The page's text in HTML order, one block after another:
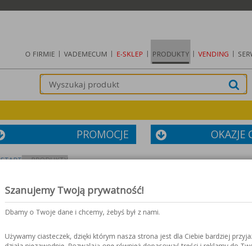
O FIRMIE | VADEMECUM | E-SKLEP | PRODUKTY | VENDING |
PROMOCJE OKAZJE
START PRODUKTY
Szanujemy Twoją prywatność!
Dbamy o Twoje dane i chcemy, żebyś był z nami.
Używamy ciasteczek, dzięki którym nasza strona jest dla Ciebie bardziej